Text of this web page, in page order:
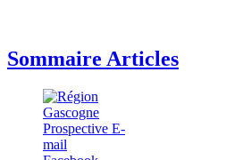
Sommaire Articles